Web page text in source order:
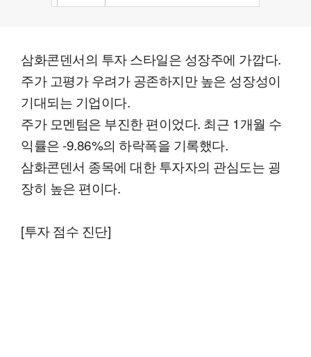
삼화콘덴서의 투자 스타일은 성장주에 가깝다.
주가 고평가 우려가 공존하지만 높은 성장성이
기대되는 기업이다.
주가 모멘텀은 부진한 편이었다. 최근 1개월 수
익률은 -9.86%의 하락폭을 기록했다.
삼화콘덴서 종목에 대한 투자자의 관심도는 굉
장히 높은 편이다.
[투자 점수 진단]